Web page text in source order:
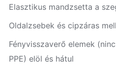
Elasztikus mandzsetta a
Oldalzsebek és cipzáras
Fényvisszaverő elemek
PPE) elöl és hátul